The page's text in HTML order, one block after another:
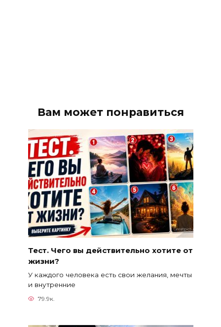
Вам может понравиться
Тест. Чего вы действительно хотите от
жизни?
У каждого человека есть свои желания, мечты
и внутренние
79.9к.